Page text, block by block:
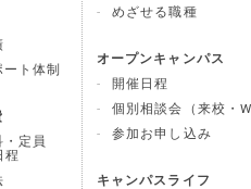
ト体制
定員
程
めざせる職種
オープンキャンパス
開催日程
個別相談会（来校・
参加お申し込み
キャンパスライフ